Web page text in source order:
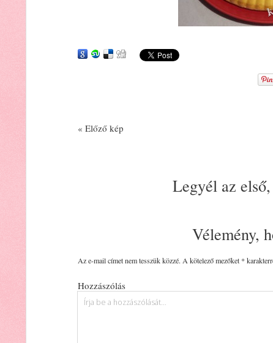
« Előző kép
Legyél az
Vélemény,
Az e-mail címet nem tesszük közzé. A kötelező mezőket *
Hozzászólás